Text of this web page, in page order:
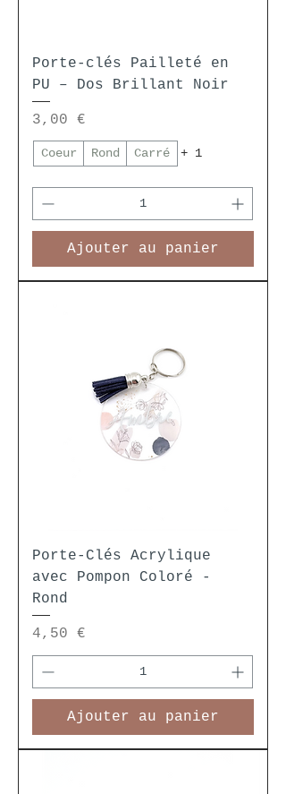
Porte-clés Pailleté en
PU – Dos Brillant Noir
Prix
3,00 €
Coeur Rond Carré + 1
Ajouter au panier
Porte-Clés Acrylique
avec Pompon Coloré -
Rond
Prix
4,50 €
Ajouter au panier